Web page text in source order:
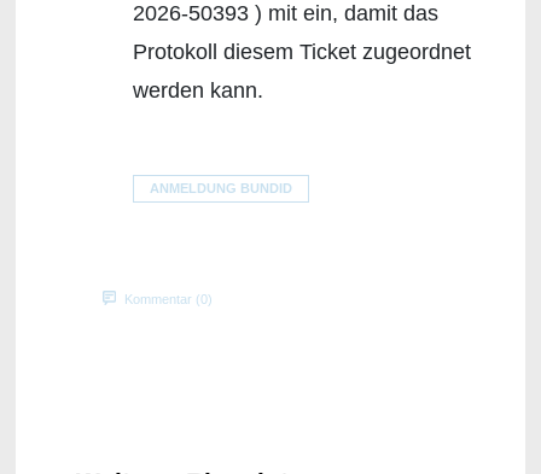
2026-50393 ) mit ein, damit das
Protokoll diesem Ticket zugeordnet
werden kann.
ANMELDUNG BUNDID
Kommentar (0)